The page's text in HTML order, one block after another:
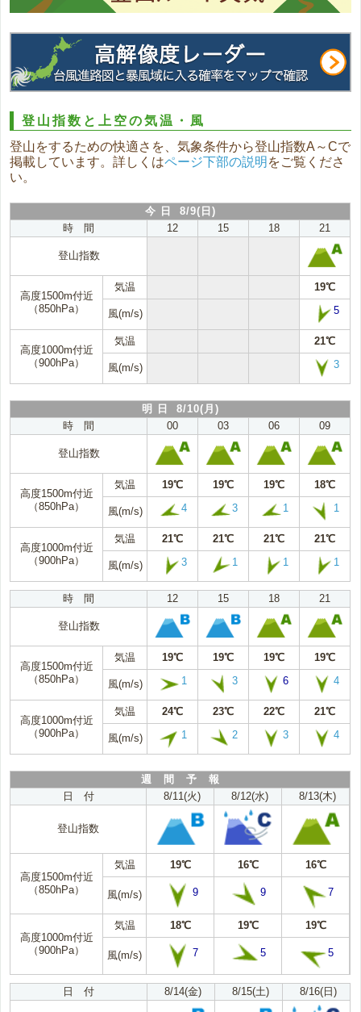
登山指数と上空の気温・風
登山をするための快適さを、気象条件から登山指数A～Cで
掲載しています。詳しくはページ下部の説明 をご覧くださ
い。
今 日 8/9(日)
時 間
12 15 18 21
登山指数
高度1500m付近
（850hPa）
気温 19℃
風(m/s) 5
高度1000m付近
（900hPa）
気温 21℃
風(m/s) 3
明 日 8/10(月)
時 間
00 03 06 09
登山指数
高度1500m付近
（850hPa）
気温 19℃ 19℃ 19℃ 18℃
風(m/s) 4 3 1 1
高度1000m付近
（900hPa）
気温 21℃ 21℃ 21℃ 21℃
風(m/s) 3 1 1 1
時 間 12 15 18 21
登山指数
高度1500m付近
（850hPa）
気温 19℃ 19℃ 19℃ 19℃
風(m/s) 1 3 6 4
高度1000m付近
（900hPa）
気温 24℃ 23℃ 22℃ 21℃
風(m/s) 1 2 3 4
週 間 予 報
日 付
8/11(火) 8/12(水) 8/13(木)
登山指数
高度1500m付近
（850hPa）
気温 19℃ 16℃ 16℃
風(m/s) 9 9 7
高度1000m付近
（900hPa）
気温 18℃ 19℃ 19℃
風(m/s) 7 5 5
日 付 8/14(金) 8/15(土) 8/16(日)